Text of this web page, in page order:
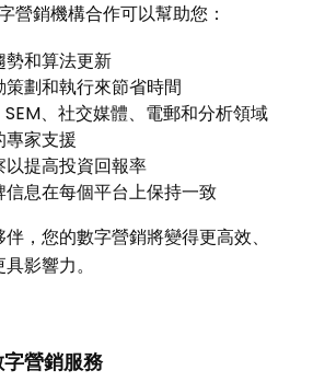
營銷機構合作可以幫助您：
勢和算法更新
劃和執行來節省時間
SEM、社交媒體、電郵和分析領域
專家支援
以提高投資回報率
信息在每個平台上保持一致
，您的數字營銷將變得更高效、
影響力。
營銷服務